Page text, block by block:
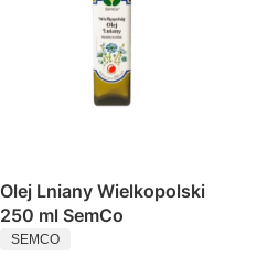
Olej Lniany Wielkopolski
250 ml SemCo
PRODUCENT
SEMCO